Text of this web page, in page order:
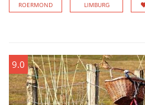
ROERMOND LIMBURG
9.0